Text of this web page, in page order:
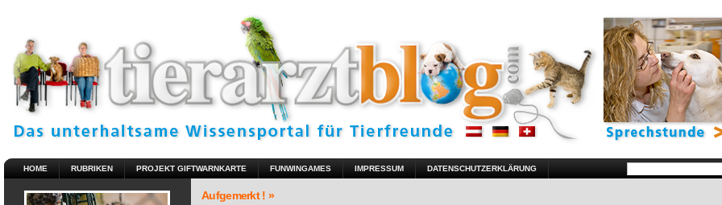
HOME RUBRIKEN PROJEKT GIFTWARNKARTE FUNWINGAMES IMPRESSUM DATENSCHUTZERKLÄRUNG
Aufgemerkt ! »